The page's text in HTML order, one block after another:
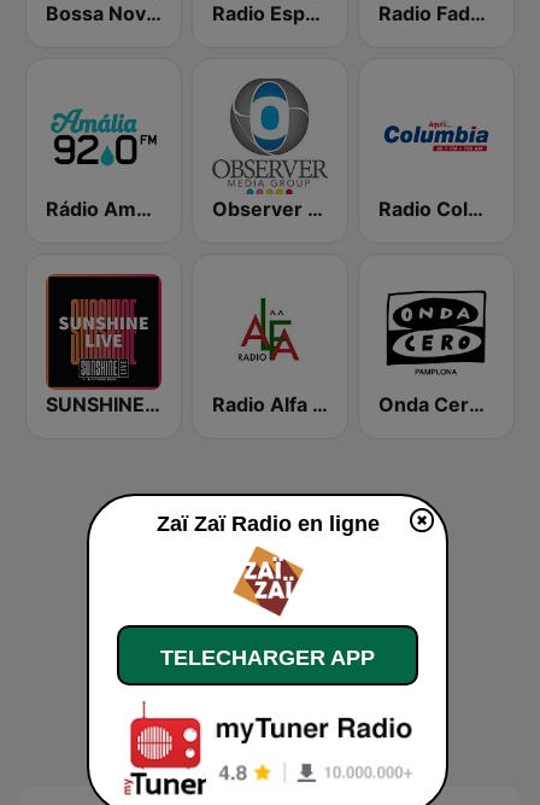
Bossa Nova Brazil Radio Espérance Chant Grégorien Radio Fado de Coimbra
Rádio Amália Observer Radio 91.1 Radio Columbia
SUNSHINE LIVE Radio Alfa Fado Onda Cero Pamplona
Zaï Zaï Radio en ligne
TELECHARGER APP